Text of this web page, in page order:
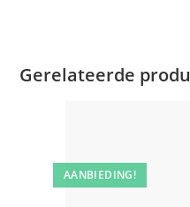
Gerelateerde
AANBIEDING!